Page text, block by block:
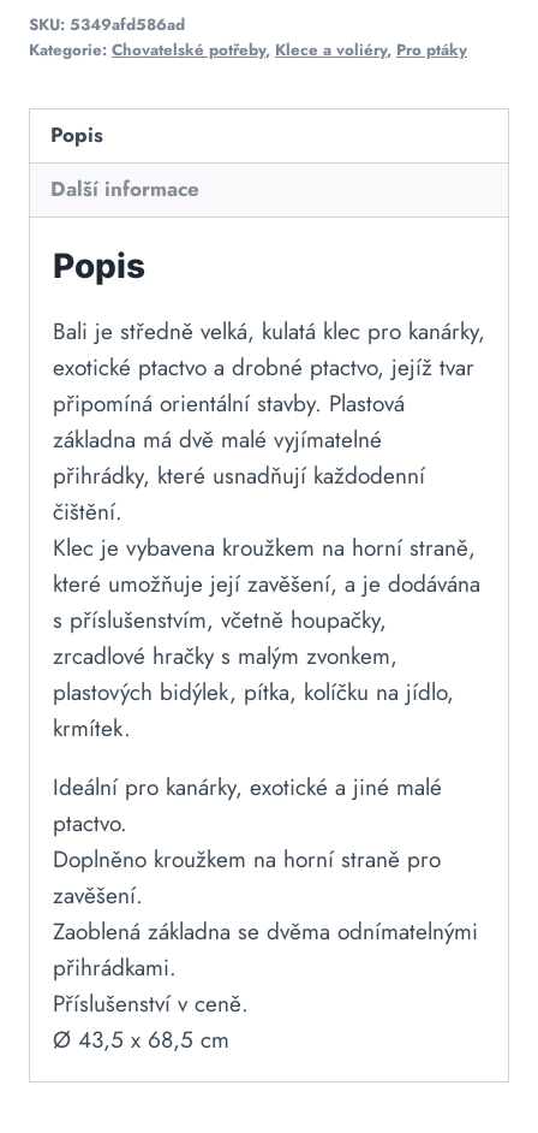
SKU: 5349afd586ad
Kategorie: Chovatelské potřeby, Klece a voliéry, Pro ptáky
Popis
Další informace
Popis
Bali je středně velká, kulatá klec pro kanárky,
exotické ptactvo a drobné ptactvo, jejíž tvar
připomíná orientální stavby. Plastová
základna má dvě malé vyjímatelné
přihrádky, které usnadňují každodenní
čištění.
Klec je vybavena kroužkem na horní straně,
které umožňuje její zavěšení, a je dodávána
s příslušenstvím, včetně houpačky,
zrcadlové hračky s malým zvonkem,
plastových bidýlek, pítka, kolíčku na jídlo,
krmítek.
Ideální pro kanárky, exotické a jiné malé
ptactvo.
Doplněno kroužkem na horní straně pro
zavěšení.
Zaoblená základna se dvěma odnímatelnými
přihrádkami.
Příslušenství v ceně.
Ø 43,5 x 68,5 cm